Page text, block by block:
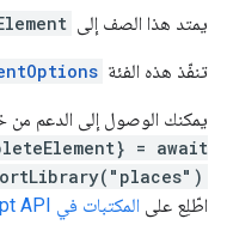
يمتد هذا الصف إلى
تنفّذ هذه الفئة
يمكنك الوصول إلى الدعم من
= await
اطّلِع على المكتبات في Maps JavaScript API